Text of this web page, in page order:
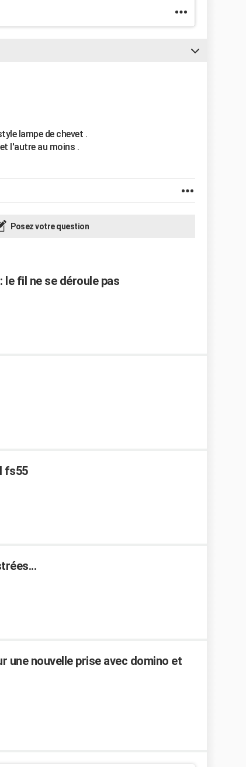
lampe de chevet .
l'autre au moins .
Posez votre question
le fil ne se déroule pas
fs55
une nouvelle prise avec domino et